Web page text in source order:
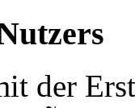
der